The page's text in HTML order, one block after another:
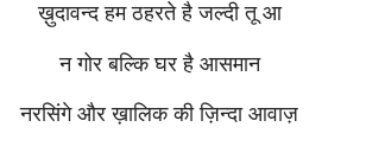
ख़ुदावन्द हम ठहरते है जल्दी तू आ
न गोर बल्कि घर है आसमान
नरसिंगे और ख़ालिक की ज़िन्दा आवाज़